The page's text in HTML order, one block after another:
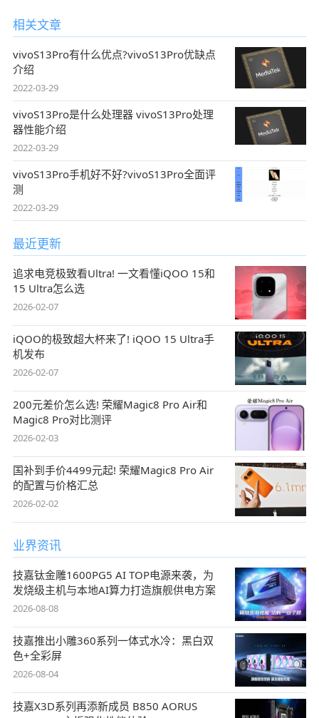
相关文章
vivoS13Pro有什么优点?vivoS13Pro优缺点
介绍
2022-03-29
vivoS13Pro是什么处理器 vivoS13Pro处理
器性能介绍
2022-03-29
vivoS13Pro手机好不好?vivoS13Pro全面评
测
2022-03-29
最近更新
追求电竞极致看Ultra! 一文看懂iQOO 15和
15 Ultra怎么选
2026-02-07
iQOO的极致超大杯来了! iQOO 15 Ultra手
机发布
2026-02-07
200元差价怎么选! 荣耀Magic8 Pro Air和
Magic8 Pro对比测评
2026-02-03
国补到手价4499元起! 荣耀Magic8 Pro Air
的配置与价格汇总
2026-02-02
业界资讯
技嘉钛金雕1600PG5 AI TOP电源来袭，为
发烧级主机与本地AI算力打造旗舰供电方案
2026-08-08
技嘉推出小雕360系列一体式水冷：黑白双
色+全彩屏
2026-08-04
技嘉X3D系列再添新成员 B850 AORUS